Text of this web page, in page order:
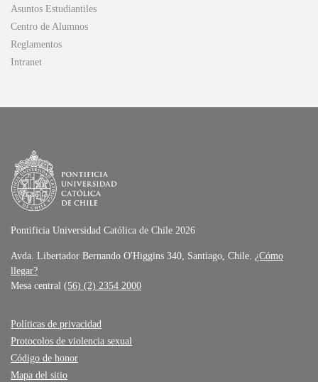
Asuntos Estudiantiles
Centro de Alumnos
Reglamentos
Intranet
Pontificia Universidad Católica de Chile 2026
Avda. Libertador Bernando O'Higgins 340, Santiago, Chile. ¿Cómo
llegar?
Mesa central (56) (2) 2354 2000
Políticas de privacidad
Protocolos de violencia sexual
Código de honor
Mapa del sitio